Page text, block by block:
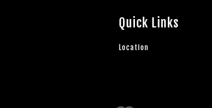
Quick Links
Location